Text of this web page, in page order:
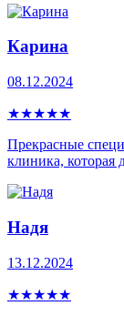
Карина
08.12.2024
★★★★★
Прекрасные
клиника, которая
Надя
13.12.2024
★★★★★